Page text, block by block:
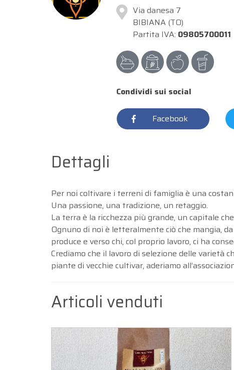
Via danesa 7
BIBIANA (TO)
Partita IVA: 09805700011
Condividi sui social
Facebook
Dettagli
Per noi coltivare i terreni di famiglia è una
Una passione, una tradizione, un retaggio.
La terra è la ricchezza più grande, un capitale
Ognuno di noi è letteralmente ciò che mangia,
produce e verso chi, col proprio lavoro, ci ha
Crediamo che il lavoro di selezione delle varietà
piante di vecchie cultivar, aderiamo
Articoli venduti